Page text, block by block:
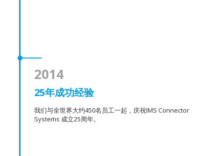
2014
25年成功经验
我们与全世界大约450名员工一起，庆祝IMS Connector
Systems 成立25周年。